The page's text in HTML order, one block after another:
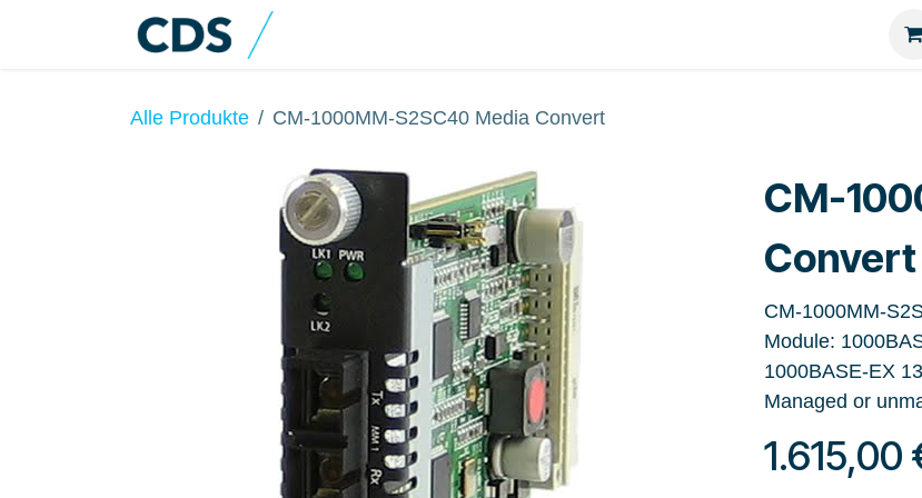
Zum Inhalt springen
Alle Produkte CM-1000MM-S2SC40 Media Convert
CM-
Convert
CM-1000MM-
Module:
1000BASE-EX
Managed or
1.615,00